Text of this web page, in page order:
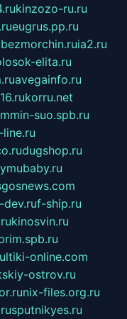
kinzozo-ru.ru
eugrus.pp.ru
bezmorchin.ruia2.ru
elita.ru
avegainfo.ru
korru.net
suo.spb.ru
dugshop.ru
dev.ruf-ship.ru
kinosvin.ru
online.com
ostrov.ru
nix-files.org.ru
sputnikyes.ru